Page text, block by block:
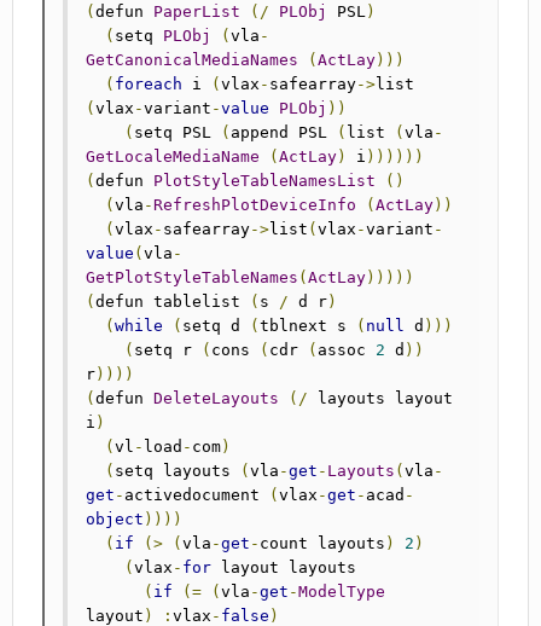
(defun PaperList (/ PLObj PSL )
( setq PLObj (vla -
GetCanonicalMediaNames
(ActLay)))
( foreach i (vlax - safearray->
(vlax -variant -value PLObj ))
( setq PSL ( append PSL ( list (vla -
GetLocaleMediaName
(ActLay) i ))))))
(defun PlotStyleTableNamesList
()
(vla -RefreshPlotDeviceInfo (ActLay))
(vlax - safearray->list (vlax -variant -
value (vla -
GetPlotStyleTableNames (ActLay)))))
(defun tablelist ( s / d r)
(while ( setq d (tblnext s ( null d )))
( setq r ( cons ( cdr ( assoc 2 d ))
r))))
(defun DeleteLayouts (/ layouts layout
i )
(vl - load - com)
(
(vla -get - Layouts (vla -
get - activedocument (vlax -get - acad -
object ))))
( if (> (vla -get - count layouts ) 2 )
(vlax - for layout layouts
( if (= (vla -get -ModelType
layout ) : vlax - false )